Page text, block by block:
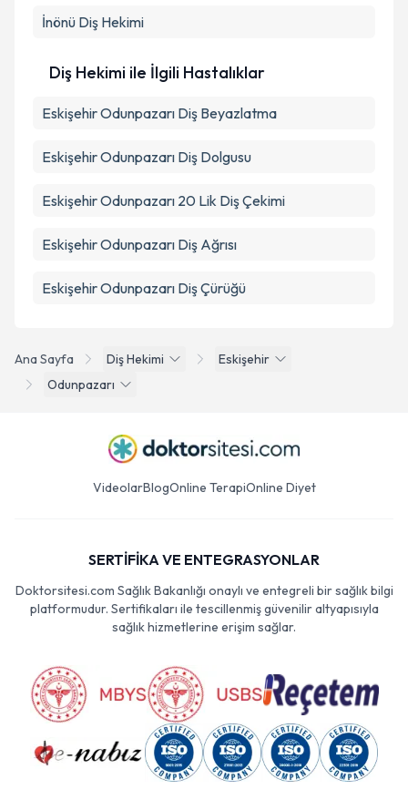
Ana Sayfa Diş Hekimi
Eskişehir
Odunpazarı
İnönü Diş Hekimi
Diş Hekimi ile İlgili Hastalıklar
Eskişehir Odunpazarı Diş Beyazlatma
Eskişehir Odunpazarı Diş Dolgusu
Eskişehir Odunpazarı 20 Lik Diş Çekimi
Eskişehir Odunpazarı Diş Ağrısı
Eskişehir Odunpazarı Diş Çürüğü
VideolarBlogOnline TerapiOnline Diyet
SERTİFİKA VE ENTEGRASYONLAR
Doktorsitesi.com Sağlık Bakanlığı onaylı ve entegreli bir sağlık bilgi
platformudur. Sertifikaları ile tescillenmiş güvenilir altyapısıyla
sağlık hizmetlerine erişim sağlar.